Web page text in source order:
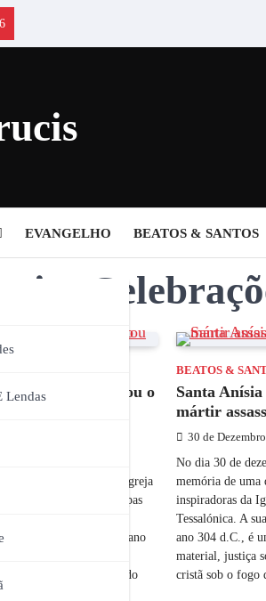
Lendas
EVANGELHO BEATOS & SANTOS
que consolidou o
Romano
da Igreja Católica,
crucial na história da Igreja
como um dos papas
pós-imperial. Ele
por volta do ano
papado em 314, num
cristã. O seu papado
de transição do Império
BEATOS &
Santa
mártir
30 de
No dia 30 de
memória de uma
inspiradoras da
Tessalónica. A
ano 304 d.C., é
material, justiça
cristã sob o fogo